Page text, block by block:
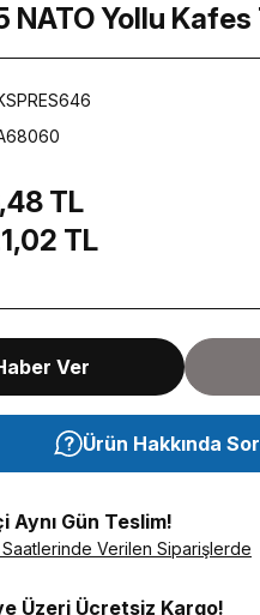
NATO Yollu Kafes
TL
TL
Ver
Ürün Hakkında
Aynı Gün Teslim!
Verilen Siparişlerde
Üzeri Ücretsiz Kargo!